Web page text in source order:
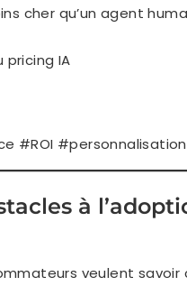
cher qu’un agent
pricing IA
#ROI
à
veulent